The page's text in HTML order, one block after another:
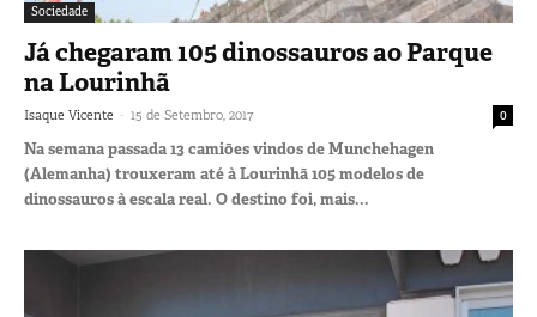
Sociedade
Já chegaram 105 dinossauros ao Parque
na Lourinhã
Isaque Vicente - 15 de Setembro, 2017 0
Na semana passada 13 camiões vindos de Munchehagen
(Alemanha) trouxeram até à Lourinhã 105 modelos de
dinossauros à escala real. O destino foi, mais...